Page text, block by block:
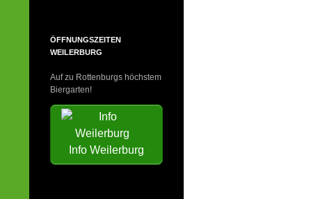
ÖFFNUNGSZEITEN
WEILERBURG
Auf zu Rottenburgs höchstem
Biergarten!
Info Weilerburg